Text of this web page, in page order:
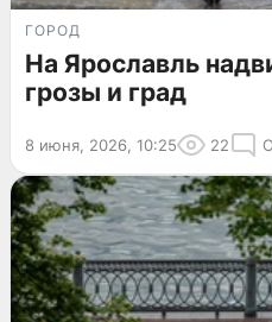
ГОРОД
На Ярославль
грозы и град
8 июня, 2026, 10:25 22